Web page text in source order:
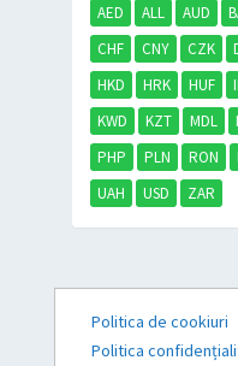
AED ALL AUD
CHF
CNY CZK
HKD
HRK HUF
KWD
KZT MDL
PHP
PLN RON
UAH
USD ZAR
Politica de cookiuri
Politica